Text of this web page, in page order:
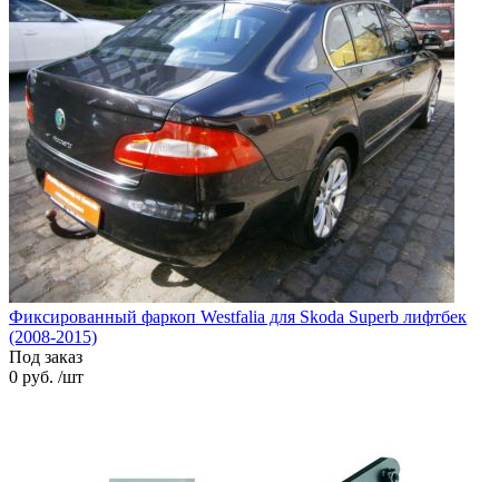
Фиксированный фаркоп Westfalia для Skoda Superb лифтбек
(2008-2015)
Под заказ
0 руб. /шт